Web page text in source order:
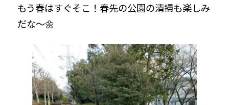
もう春はすぐそこ！春先の公園の清掃も楽しみ
だな～🌼